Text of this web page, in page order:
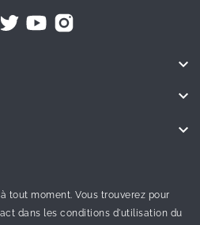



tout moment. Vous trouverez pour
dans les conditions d'utilisation du